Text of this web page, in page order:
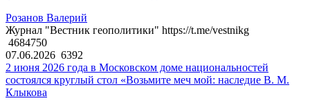
Розанов Валерий
Журнал "Вестник геополитики" https://t.me/vestnikg
4684750
07.06.2026 6392
2 июня 2026 года в Московском доме национальностей
состоялся круглый стол «Возьмите меч мой: наследие В. М.
Клыкова